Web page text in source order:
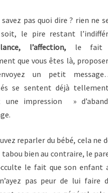
savez pas quoi dire ? rien ne
le pire restant
l’affection,le fait
que vous êtes là,
un petit
se sentent déjà
une impression »
reparler du bébé, cela ne
bien au contraire, le
le fait que son enfant
pas peur de lui faire